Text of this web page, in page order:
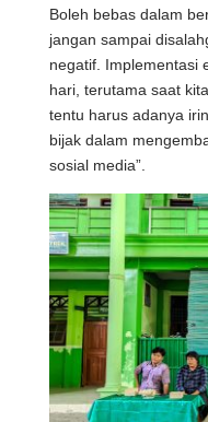
Boleh bebas dalam
jangan sampai
negatif. Implementasi
hari, terutama saat
tentu harus adanya
bijak dalam
sosial media”.